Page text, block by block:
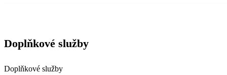
Doplňkové služby
Doplňkové služby